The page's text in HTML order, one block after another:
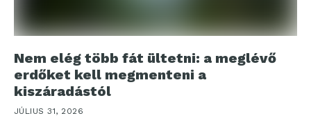
Nem elég több fát ültetni: a meglévő
erdőket kell megmenteni a
kiszáradástól
JÚLIUS 31, 2026